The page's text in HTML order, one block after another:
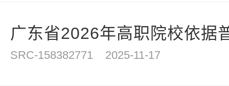
广东省2026年高职院校依据
SRC-158382771 2025-11-17